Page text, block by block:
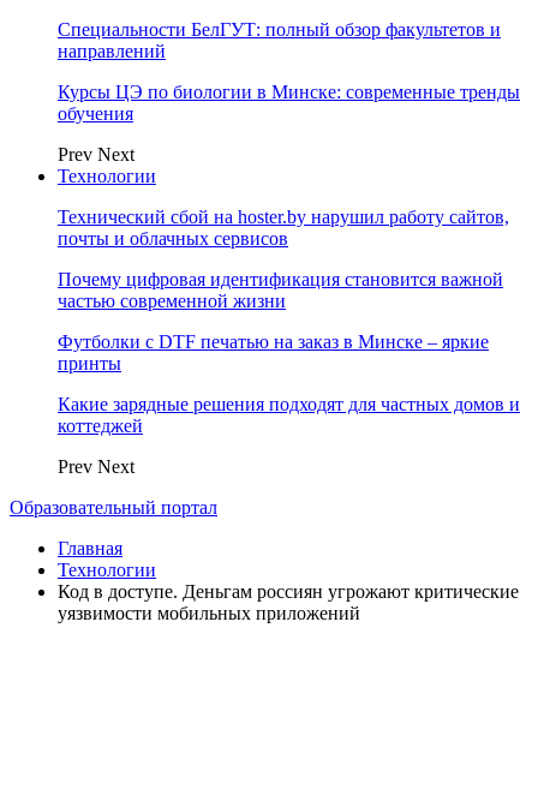
Специальности БелГУТ: полный обзор факультетов и
направлений
Курсы ЦЭ по биологии в Минске: современные тренды
обучения
Prev Next
Технологии
Технический сбой на hoster.by нарушил работу сайтов,
почты и облачных сервисов
Почему цифровая идентификация становится важной
частью современной жизни
Футболки с DTF печатью на заказ в Минске – яркие
принты
Какие зарядные решения подходят для частных домов и
коттеджей
Prev Next
Образовательный портал
Главная
Технологии
Код в доступе. Деньгам россиян угрожают критические
уязвимости мобильных приложений